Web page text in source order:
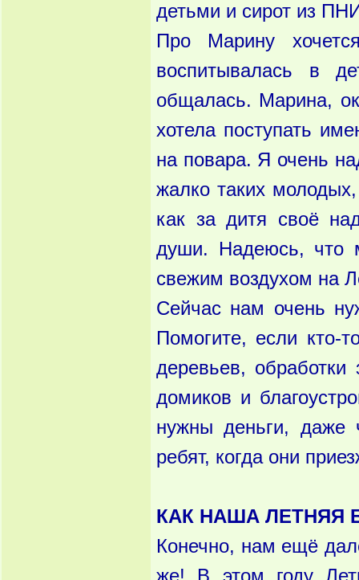
детьми и сирот из
Про Марину
воспитывалась в
общалась. Марина,
хотела поступать
на повара. Я очень
жалко таких
как за дитя своё
души. Надеюсь, что
свежим воздухом на
Сейчас нам очень
Помогите, если кто-
деревьев,
домиков и
нужны деньги, даже
ребят, когда они
КАК НАША ЛЕТНЯЯ
Конечно, нам ещё